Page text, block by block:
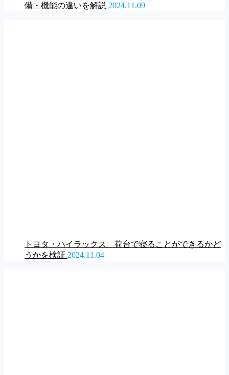
備・機能の違いを解説 2024.11.09
トヨタ・ハイラックス 荷台で寝ることができるかど
うかを検証 2024.11.04